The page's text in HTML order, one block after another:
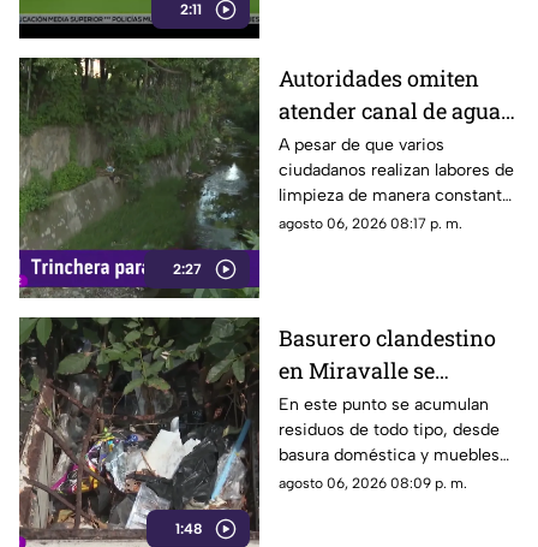
2:11
2:27
Autoridades omiten
atender canal de agua
contaminado en
Tonalá
A pesar de que varios
ciudadanos realizan labores de
limpieza de manera constante
en la zona, algunas personas
agosto 06, 2026 08:17 p. m.
1:48
Basurero clandestino
en Miravalle se
convierte en un foco de
infección por
acumulación de
residuos.
En este punto se acumulan
residuos de todo tipo, desde
basura doméstica y muebles
viejos hasta animales muertos,
agosto 06, 2026 08:09 p. m.